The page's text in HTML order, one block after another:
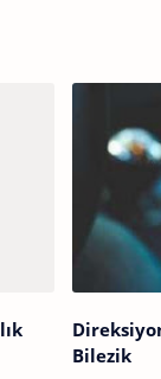
Bilezik